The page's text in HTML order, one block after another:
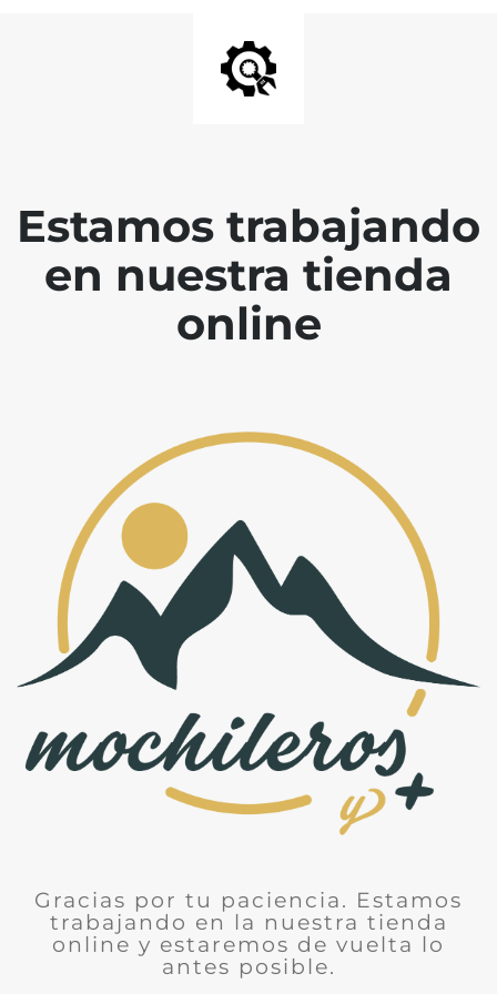
Estamos trabajando
en nuestra tienda
online
Gracias por tu paciencia. Estamos
trabajando en la nuestra tienda
online y estaremos de vuelta lo
antes posible.